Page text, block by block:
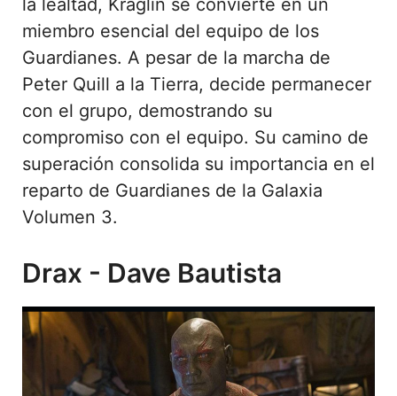
la lealtad, Kraglin se convierte en un
miembro esencial del equipo de los
Guardianes. A pesar de la marcha de
Peter Quill a la Tierra, decide permanecer
con el grupo, demostrando su
compromiso con el equipo. Su camino de
superación consolida su importancia en el
reparto de Guardianes de la Galaxia
Volumen 3.
Drax - Dave Bautista